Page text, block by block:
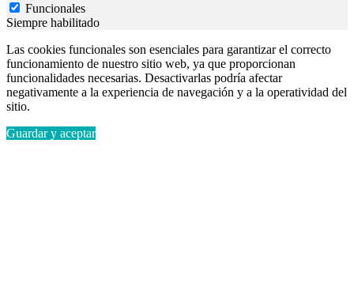
Funcionales
Siempre habilitado
Las cookies funcionales son esenciales para garantizar el correcto
funcionamiento de nuestro sitio web, ya que proporcionan
funcionalidades necesarias. Desactivarlas podría afectar
negativamente a la experiencia de navegación y a la operatividad del
sitio.
Guardar y aceptar